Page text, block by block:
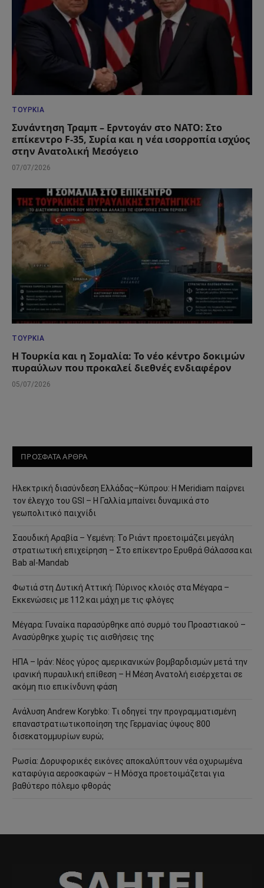
ΤΟΥΡΚΊΑ
Συνάντηση Τραμπ – Ερντογάν στο ΝΑΤΟ: Στο
επίκεντρο F-35, Συρία και η νέα ισορροπία ισχύος
στην Ανατολική Μεσόγειο
07/07/2026
ΤΟΥΡΚΊΑ
Η Τουρκία και η Σομαλία: Το νέο κέντρο δοκιμών
πυραύλων που προκαλεί διεθνές ενδιαφέρον
05/07/2026
ΠΡΟΣΦΑΤΑ ΑΡΘΡΑ
Ηλεκτρική διασύνδεση Ελλάδας–Κύπρου: Η Meridiam παίρνει
τον έλεγχο του GSI – Η Γαλλία μπαίνει δυναμικά στο
γεωπολιτικό παιχνίδι
Σαουδική Αραβία – Υεμένη: Το Ριάντ προετοιμάζει μεγάλη
στρατιωτική επιχείρηση – Στο επίκεντρο Ερυθρά Θάλασσα και
Bab al-Mandab
Φωτιά στη Δυτική Αττική: Πύρινος κλοιός στα Μέγαρα –
Εκκενώσεις με 112 και μάχη με τις φλόγες
Μέγαρα: Γυναίκα παρασύρθηκε από συρμό του Προαστιακού –
Ανασύρθηκε χωρίς τις αισθήσεις της
ΗΠΑ – Ιράν: Νέος γύρος αμερικανικών βομβαρδισμών μετά την
ιρανική πυραυλική επίθεση – Η Μέση Ανατολή εισέρχεται σε
ακόμη πιο επικίνδυνη φάση
Ανάλυση Andrew Korybko: Τι οδηγεί την προγραμματισμένη
επαναστρατιωτικοποίηση της Γερμανίας ύψους 800
δισεκατομμυρίων ευρώ;
Ρωσία: Δορυφορικές εικόνες αποκαλύπτουν νέα οχυρωμένα
καταφύγια αεροσκαφών – Η Μόσχα προετοιμάζεται για
βαθύτερο πόλεμο φθοράς